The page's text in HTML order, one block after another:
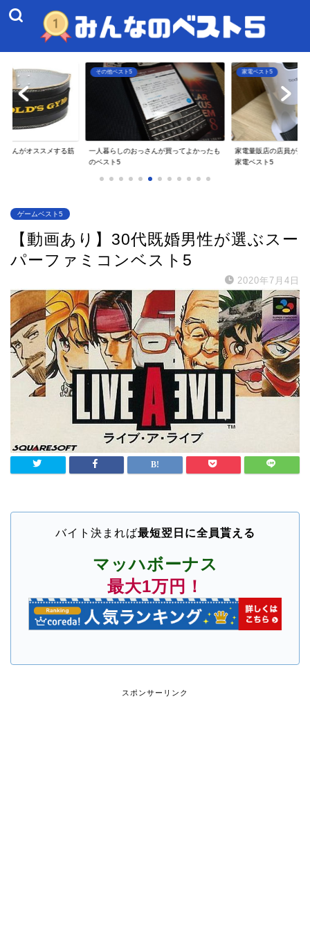
さんがオススメする筋
その他ベスト5
一人暮らしのおっさんが買ってよかったも
のベスト5
家電ベスト5
家電量販店の店員が人
家電ベスト5
ゲームベスト5
【動画あり】30代既婚男性が選ぶスー
パーファミコンベスト5
2020年7月4日
バイト決まれば最短翌日に全員貰える
マッハボーナス
最大1万円！
スポンサーリンク